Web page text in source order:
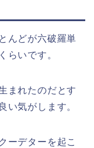
んどが六破羅単
らいです。
まれたのだとす
い気がします。
ーデターを起こ